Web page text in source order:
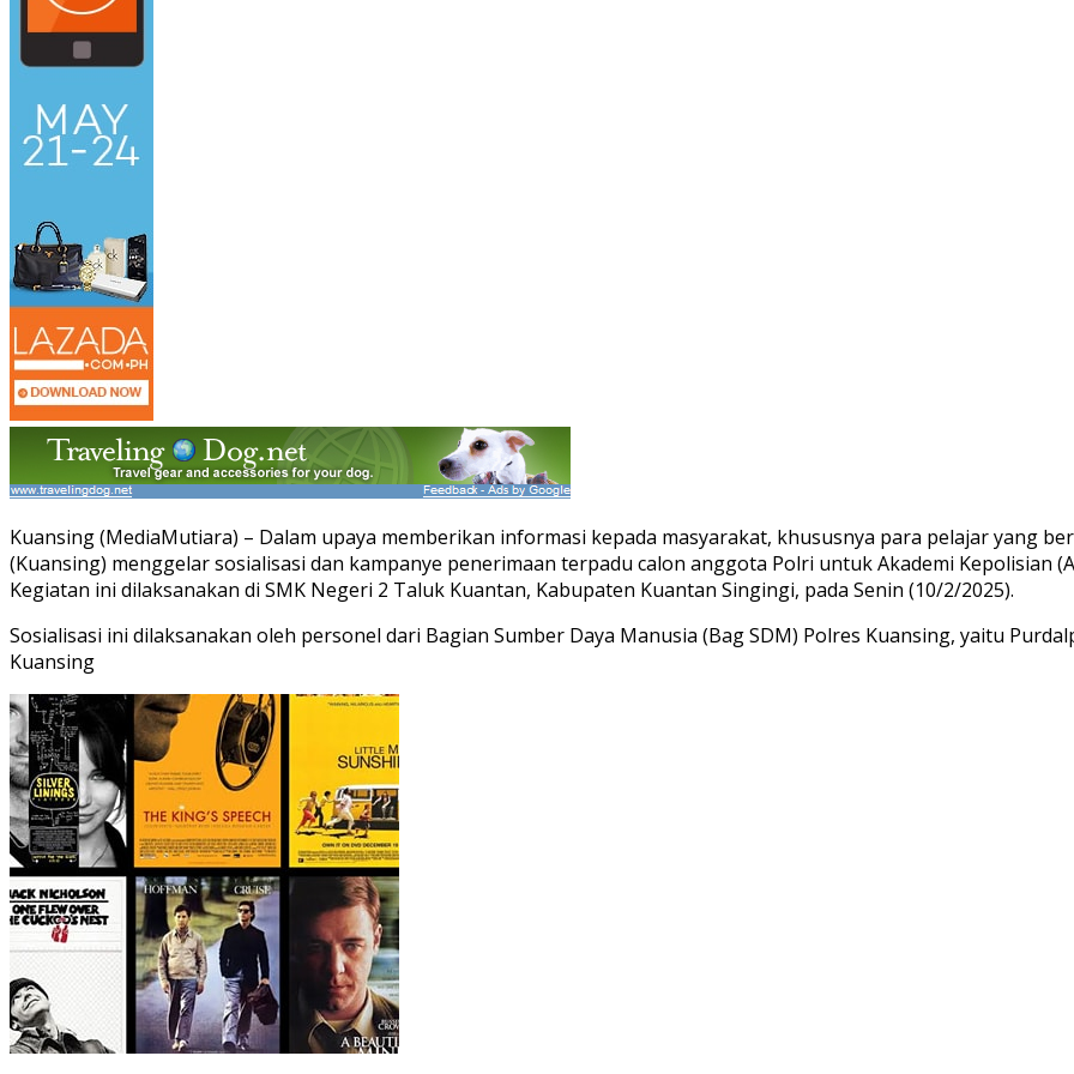
Kuansing (MediaMutiara) – Dalam upaya memberikan informasi kepada masyarakat, khususnya para pelajar yang
(Kuansing) menggelar sosialisasi dan kampanye penerimaan terpadu calon anggota Polri untuk Akademi Kepolisian
Kegiatan ini dilaksanakan di SMK Negeri 2 Taluk Kuantan, Kabupaten Kuantan Singingi, pada Senin (10/2/2025).
Sosialisasi ini dilaksanakan oleh personel dari Bagian Sumber Daya Manusia (Bag SDM) Polres Kuansing, yaitu
Kuansing